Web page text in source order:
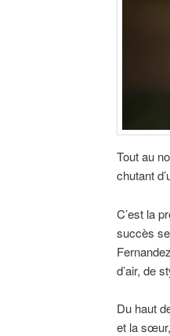
Tout au
chutant
C’est la
succès
d’air, de
Du haut
et la